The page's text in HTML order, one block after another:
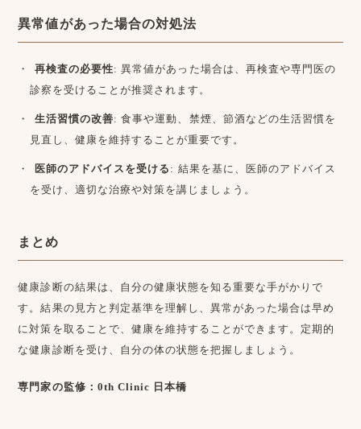
異常値があった場合の対処法
再検査の必要性: 異常値があった場合は、再検査や専門医の
診察を受けることが推奨されます。
生活習慣の改善: 食事や運動、禁煙、節酒などの生活習慣を
見直し、健康を維持することが重要です。
医師のアドバイスを受ける : 結果を基に、医師のアドバイス
を受け、適切な治療や対策を講じましょう。
まとめ
健康診断の結果は、自分の健康状態を知る重要な手がかりで
す。結果の見方と判定基準を理解し、異常があった場合は早め
に対策を取ることで、健康を維持することができます。定期的
な健康診断を受け、自分の体の状態を把握しましょう。
専門家の監修：0th Clinic 日本橋